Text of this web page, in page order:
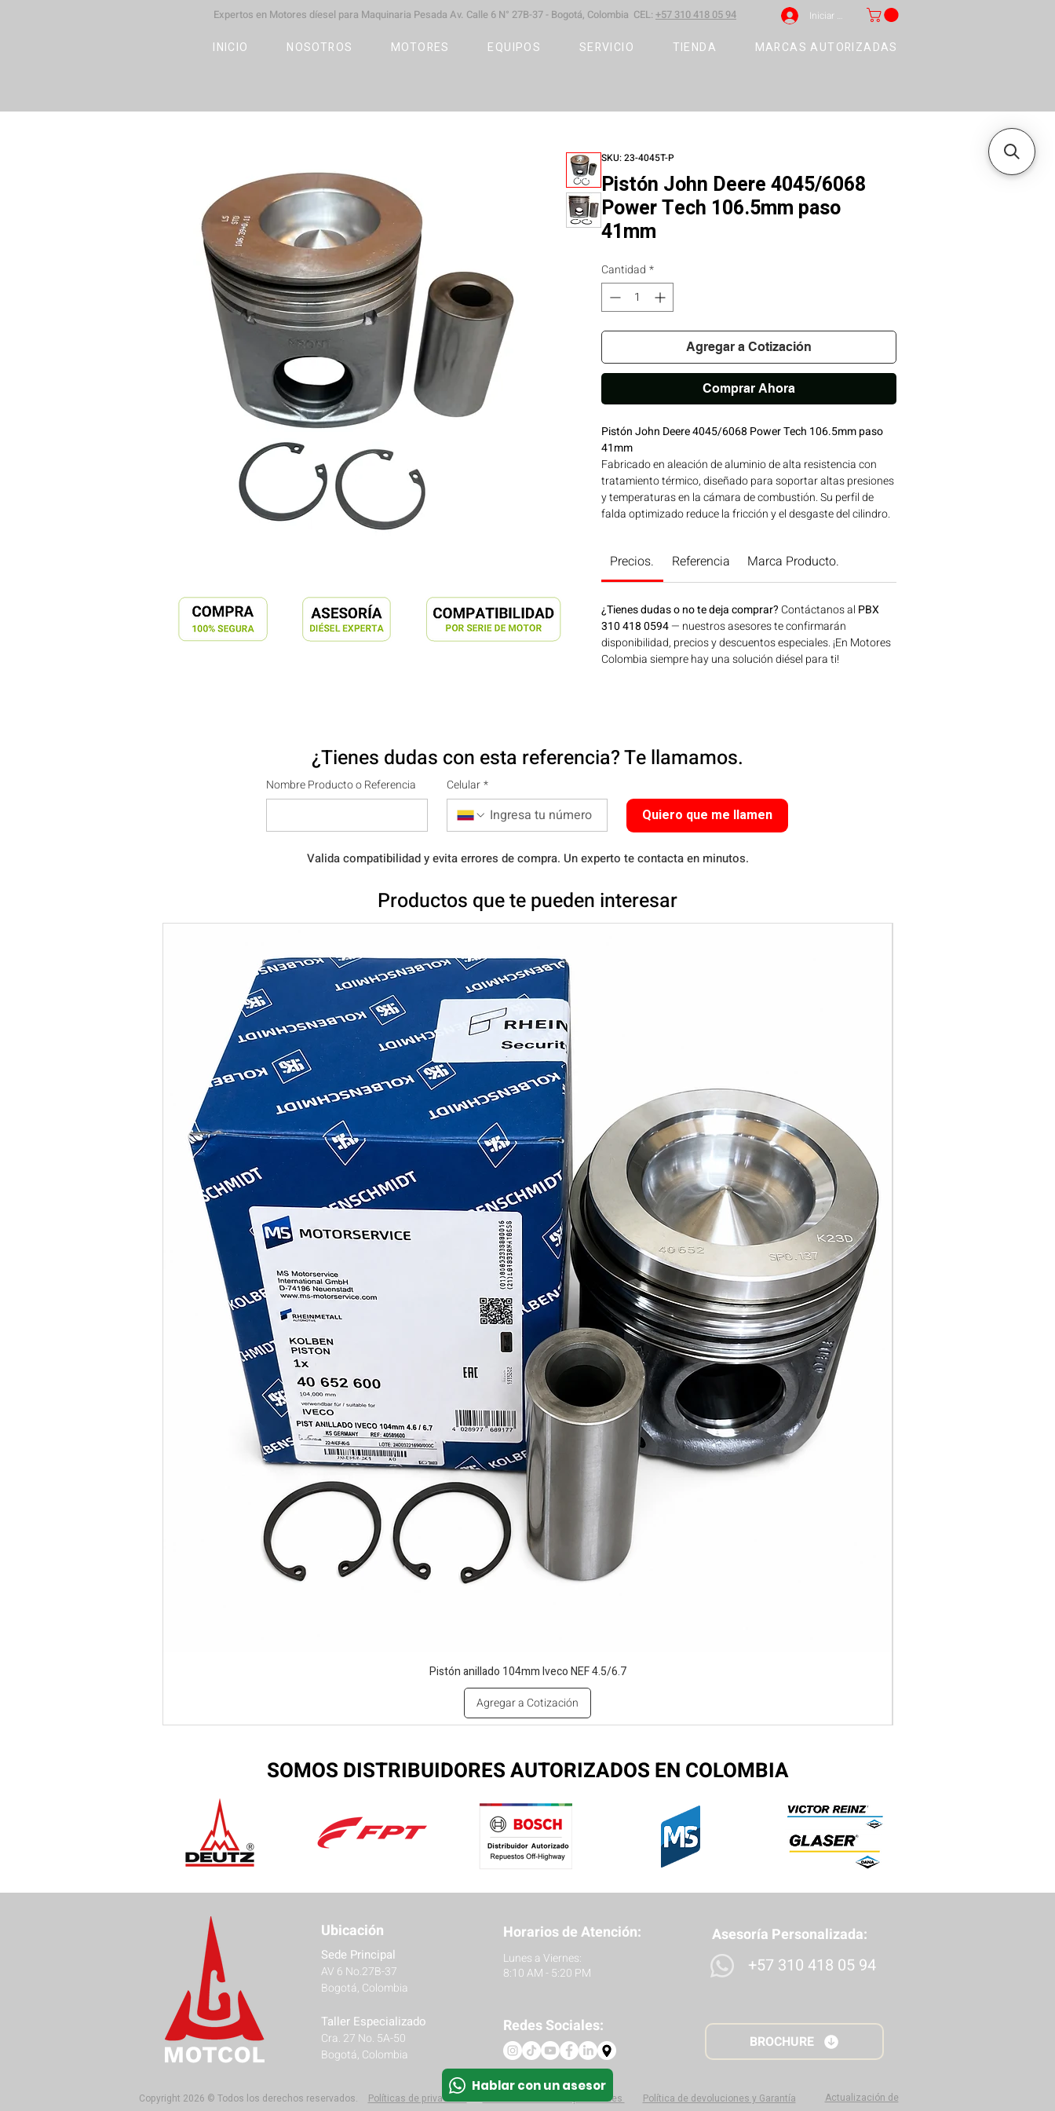
Expertos en Motores díesel para Maquinaria Pesada Av. Calle 6 N° 27B-37 - Bogotá, Colombia CEL: +57 310 418 05 94 Iniciar sesión
INICIO NOSOTROS MOTORES EQUIPOS SERVICIO TIENDA MARCAS AUTORIZADAS
SKU: 23-4045T-P
Pistón John Deere 4045/6068
Power Tech 106.5mm paso
41mm
Cantidad *
Agregar a Cotización
Comprar Ahora
Pistón John Deere 4045/6068 Power Tech 106.5mm paso
41mm
Fabricado en aleación de aluminio de alta resistencia con
tratamiento térmico, diseñado para soportar altas presiones
y temperaturas en la cámara de combustión. Su perfil de
falda optimizado reduce la fricción y el desgaste del cilindro.
SERIES 4248-4203-4212-4236 | Línea: JOHN DEERE Ideal
para aplicaciones en maquinaria agrícola, construcción,
Colombia. Consíguelo ahora en Motores Colombia.
Precios. Referencia Marca Producto.
¿Tienes dudas o no te deja comprar? Contáctanos al PBX
310 418 0594— nuestros asesores te confirmarán
disponibilidad, precios y descuentos especiales. ¡En Motores
Colombia siempre hay una solución diésel para ti!
¿Tienes dudas con esta referencia? Te llamamos.
Nombre Producto o Referencia Celular *
Quiero que me llamen
Valida compatibilidad y evita errores de compra. Un experto te contacta en minutos.
Productos que te pueden interesar
Pistón anillado 104mm Iveco NEF 4.5/6.7
Agregar a Cotización
Hablar con un asesor
SOMOS DISTRIBUIDORES AUTORIZADOS EN COLOMBIA
Ubicación
Sede Principal
AV 6 No.27B-37
Bogotá, Colombia
Taller Especializado
Cra. 27 No. 5A-50
Bogotá, Colombia
Horarios de Atención:
Lunes a Viernes:
8:10 AM - 5:20 PM
Asesoría Personalizada:
+57 310 418 05 94
Redes Sociales:
BROCHURE
Políticas de privacidad Protección de datos personales Política de devoluciones y Garantía
Copyright 2026 © Todos los derechos reservados.
Actualización de